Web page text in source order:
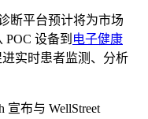
断平台预计将为市场
设备到 电子健康
实时患者监测、分析
宣布与 WellStreet